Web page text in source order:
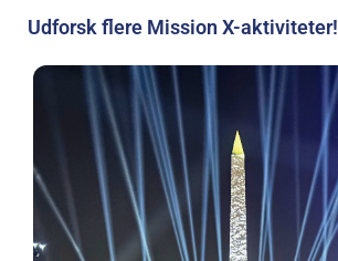
Udforsk flere Mission X-aktiviteter!